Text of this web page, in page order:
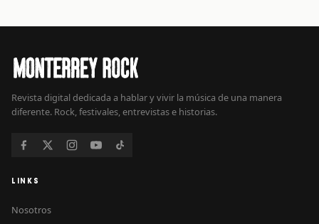
Revista digital dedicada a hablar y vivir la música de una manera
diferente. Rock, festivales, entrevistas e historias.
LINKS
Nosotros